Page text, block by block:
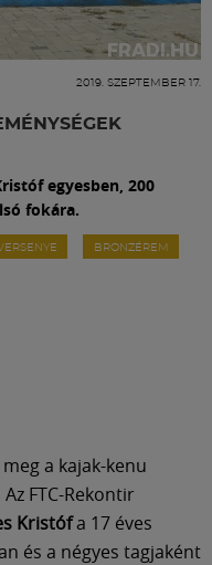
2019. SZEPTEMBER 17.
egyesben, 200
fokára.
BRONZÉREM
a kajak-kenu
FTC-Rekontir
Kristófa 17 éves
és a négyes tagjaként